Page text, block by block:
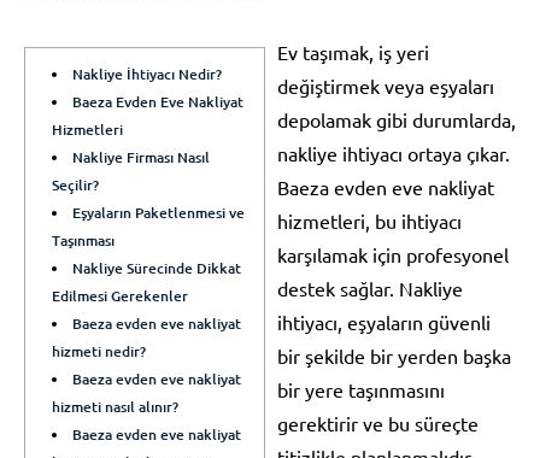
Nakliye İhtiyacı Nedir?
Baeza Evden Eve Nakliyat
Hizmetleri
Nakliye Firması Nasıl
Seçilir?
Eşyaların Paketlenmesi ve
Taşınması
Nakliye Sürecinde Dikkat
Edilmesi Gerekenler
Baeza evden eve nakliyat
hizmeti nedir?
Baeza evden eve nakliyat
hizmeti nasıl alınır?
Baeza evden eve nakliyat
Ev taşımak, iş yeri
değiştirmek veya eşyaları
depolamak gibi durumlarda,
nakliye ihtiyacı ortaya çıkar.
Baeza evden eve nakliyat
hizmetleri, bu ihtiyacı
karşılamak için profesyonel
destek sağlar. Nakliye
ihtiyacı, eşyaların güvenli
bir şekilde bir yerden başka
bir yere taşınmasını
gerektirir ve bu süreçte